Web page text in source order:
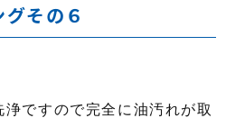
その６
ですので完全に油汚れが取